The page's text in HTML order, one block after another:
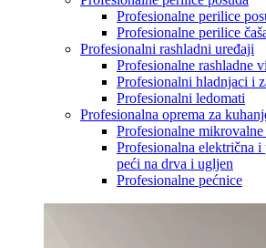
Profesionalne perilice
Profesionalne perilice
Profesionalni rashladni uređaji
Profesionalne rashladne
Profesionalni hladnjaci i
Profesionalni ledomati
Profesionalna oprema za
Profesionalne mikrovalne
Profesionalna električna
peći na drva i ugljen
Profesionalne pećnice